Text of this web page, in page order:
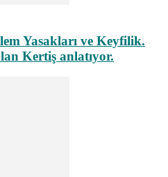
Yasakları ve Keyfilik.
Kertiş anlatıyor.